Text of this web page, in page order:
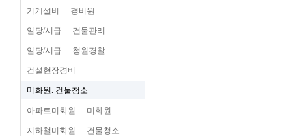
기계설비 경비원
일당/시급 건물관리
일당/시급 청원경찰
건설현장경비
미화원. 건물청소
아파트미화원 미화원
지하철미화원 건물청소